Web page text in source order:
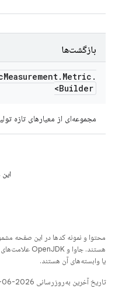
بازگشت‌ها
Measurement. Metric .
Builder>
مجموعه‌ای از معیارهای تازه
محتوا و نمونه کدها در این صفحه
یا وابسته‌های آن هستند.
تاریخ آخرین به‌روزرسانی 2026-06-22 به‌وقت ساعت هماهنگ جهانی.